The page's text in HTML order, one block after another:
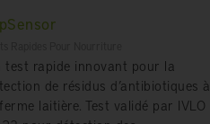
test rapide innovant pour la
de résidus d’antibiotiques à
laitière. Test validé par IVLO